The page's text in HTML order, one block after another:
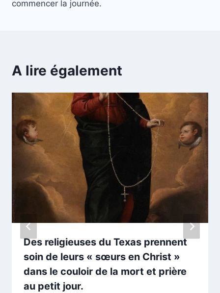
commencer la journée.
A lire également
Des religieuses du Texas prennent
soin de leurs « sœurs en Christ »
dans le couloir de la mort et prière
au petit jour.